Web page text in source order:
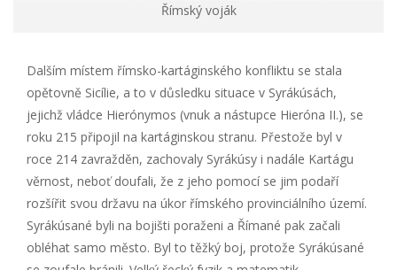
Římský voják
Dalším místem římsko-kartáginského konfliktu se stala
opětovně Sicílie, a to v důsledku situace v Syrákúsách,
jejichž vládce Hierónymos (vnuk a nástupce Hieróna II.), se
roku 215 připojil na kartáginskou stranu. Přestože byl v
roce 214 zavražděn, zachovaly Syrákúsy i nadále Kartágu
věrnost, neboť doufali, že z jeho pomocí se jim podaří
rozšířit svou državu na úkor římského provinciálního území.
Syrákúsané byli na bojišti poraženi a Římané pak začali
obléhat samo město. Byl to těžký boj, protože Syrákúsané